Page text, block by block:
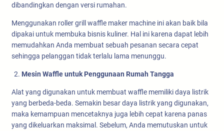
dibandingkan dengan versi rumahan.
Menggunakan roller grill waffle maker machine ini akan baik bila
dipakai untuk membuka bisnis kuliner. Hal ini karena dapat lebih
memudahkan Anda membuat sebuah pesanan secara cepat
sehingga pelanggan tidak terlalu lama menunggu.
Mesin Waffle untuk Penggunaan Rumah Tangga
Alat yang digunakan untuk membuat waffle memiliki daya listrik
yang berbeda-beda. Semakin besar daya listrik yang digunakan,
maka kemampuan mencetaknya juga lebih cepat karena panas
yang dikeluarkan maksimal. Sebelum, Anda memutuskan untuk